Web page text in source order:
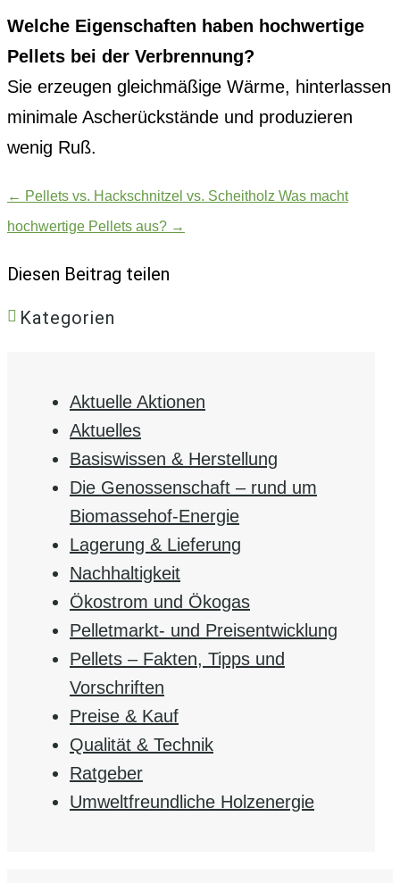
Welche Eigenschaften haben hochwertige
Pellets bei der Verbrennung?
Sie erzeugen gleichmäßige Wärme, hinterlassen
minimale Ascherückstände und produzieren
wenig Ruß.
← Pellets vs. Hackschnitzel vs. Scheitholz Was macht
hochwertige Pellets aus? →
Diesen Beitrag teilen
Kategorien
Aktuelle Aktionen
Aktuelles
Basiswissen & Herstellung
Die Genossenschaft – rund um
Biomassehof-Energie
Lagerung & Lieferung
Nachhaltigkeit
Ökostrom und Ökogas
Pelletmarkt- und Preisentwicklung
Pellets – Fakten, Tipps und
Vorschriften
Preise & Kauf
Qualität & Technik
Ratgeber
Umweltfreundliche Holzenergie